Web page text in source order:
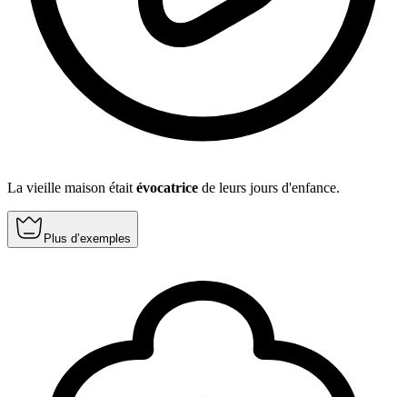
La vieille maison était évocatrice de leurs jours d'enfance.
Plus d’exemples